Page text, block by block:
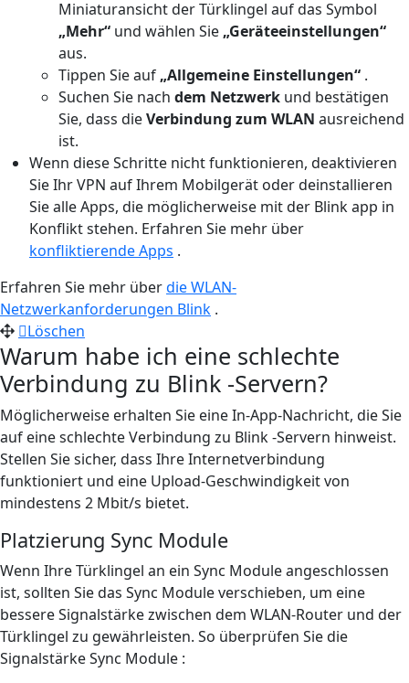
Miniaturansicht der Türklingel auf das Symbol
„Mehr“ und wählen Sie „Geräteeinstellungen“
aus.
Tippen Sie auf „Allgemeine Einstellungen“ .
Suchen Sie nach dem Netzwerk und bestätigen
Sie, dass dieVerbindung zum WLAN ausreichend
ist.
Wenn diese Schritte nicht funktionieren, deaktivieren
Sie Ihr VPN auf Ihrem Mobilgerät oder deinstallieren
Sie alle Apps, die möglicherweise mit der Blink app in
Konflikt stehen. Erfahren Sie mehr über
konfliktierende Apps .
Erfahren Sie mehr überdie WLAN-
Netzwerkanforderungen Blink .
Löschen
Warum habe ich eine schlechte
Verbindung zu Blink -Servern?
Möglicherweise erhalten Sie eine In-App-Nachricht, die Sie
auf eine schlechte Verbindung zu Blink -Servern hinweist.
Stellen Sie sicher, dass Ihre Internetverbindung
funktioniert und eine Upload-Geschwindigkeit von
mindestens 2 Mbit/s bietet.
Platzierung Sync Module
Wenn Ihre Türklingel an ein Sync Module angeschlossen
ist, sollten Sie das Sync Module verschieben, um eine
bessere Signalstärke zwischen dem WLAN-Router und der
Türklingel zu gewährleisten. So überprüfen Sie die
Signalstärke Sync Module :